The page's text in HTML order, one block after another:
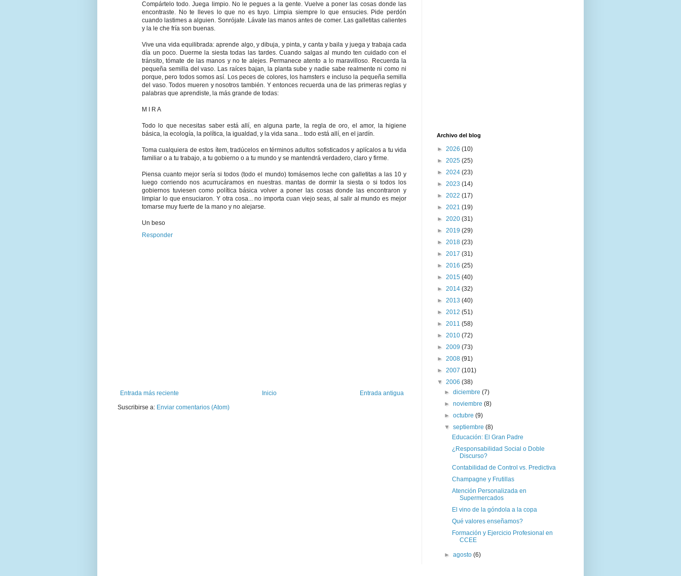
Compártelo todo. Juega limpio. No le pegues a la gente. Vuelve a po­ner las cosas donde las
encontraste. No te lleves lo que no es tuyo. Lim­pia siempre lo que ensucies. Pide perdón
cuando lastimes a alguien. Son­rójate. Lávate las manos antes de comer. Las galletitas calientes
y la le che fría son buenas.
Vive una vida equilibrada: aprende algo, y dibuja, y pinta, y canta y baila y juega y trabaja cada
día un poco. Duerme la siesta todas las tardes. Cuando salgas al mundo ten cuidado con el
tránsito, tómate de las manos y no te alejes. Permanece atento a lo maravilloso. Recuerda la
pe­queña semilla del vaso. Las raíces bajan, la planta sube y nadie sabe realmente ni como ni
porque, pero todos somos así. Los peces de colores, los hamsters e incluso la pequeña semilla
del vaso. Todos mueren y noso­tros también. Y entonces recuerda una de las primeras reglas y
palabras que aprendiste, la más grande de todas:
M I R A
Todo lo que necesitas saber está allí, en alguna parte, la regla de oro, el amor, la higiene
básica, la ecología, la política, la igualdad, y la vida sana... todo está allí, en el jardín.
Toma cualquiera de estos ítem, tradúcelos en términos adultos sofisticados y aplícalos a tu vida
familiar o a tu trabajo, a tu gobierno o a tu mundo y se mantendrá verdadero, claro y firme.
Piensa cuanto mejor sería si todos (todo el mundo) tomásemos leche con galletitas a las 10 y
luego corriendo nos acurrucáramos en nuestras. mantas de dormir la siesta o si todos los
gobiernos tuviesen como polí­tica básica volver a poner las cosas donde las encontraron y
limpiar lo que ensuciaron. Y otra cosa... no importa cuan viejo seas, al salir al mundo es mejor
tomarse muy fuerte de la mano y no alejarse.
Un beso
Responder
Entrada más reciente Entrada antigua
Inicio
Suscribirse a: Enviar comentarios (Atom)
Archivo del blog
► 2026 (10)
► 2025 (25)
► 2024 (23)
► 2023 (14)
► 2022 (17)
► 2021 (19)
► 2020 (31)
► 2019 (29)
► 2018 (23)
► 2017 (31)
► 2016 (25)
► 2015 (40)
► 2014 (32)
► 2013 (40)
► 2012 (51)
► 2011 (58)
► 2010 (72)
► 2009 (73)
► 2008 (91)
► 2007 (101)
▼ 2006 (38)
►diciembre(7)
►noviembre(8)
►octubre(9)
▼septiembre(8)
Educación: El Gran Padre
¿Responsabilidad Social o Doble
Discurso?
Contabilidad de Control vs. Predictiva
Champagne y Frutillas
Atención Personalizada en
Supermercados
El vino de la góndola a la copa
Qué valores enseñamos?
Formación y Ejercicio Profesional en
CCEE
►agosto(6)